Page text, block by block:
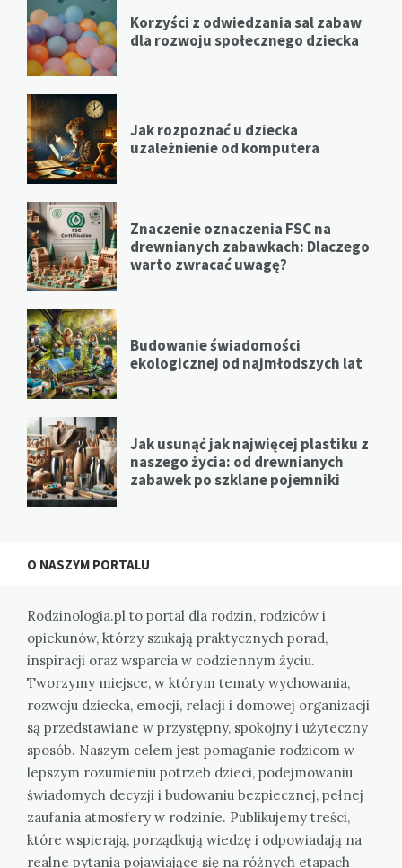
Korzyści z odwiedzania sal zabaw
dla rozwoju społecznego dziecka
Jak rozpoznać u dziecka
uzależnienie od komputera
Znaczenie oznaczenia FSC na
drewnianych zabawkach: Dlaczego
warto zwracać uwagę?
Budowanie świadomości
ekologicznej od najmłodszych lat
Jak usunąć jak najwięcej plastiku z
naszego życia: od drewnianych
zabawek po szklane pojemniki
O NASZYM PORTALU
Rodzinologia.pl to portal dla rodzin, rodziców i
opiekunów, którzy szukają praktycznych porad,
inspiracji oraz wsparcia w codziennym życiu.
Tworzymy miejsce, w którym tematy wychowania,
rozwoju dziecka, emocji, relacji i domowej organizacji
są przedstawiane w przystępny, spokojny i użyteczny
sposób. Naszym celem jest pomaganie rodzicom w
lepszym rozumieniu potrzeb dzieci, podejmowaniu
świadomych decyzji i budowaniu bezpiecznej, pełnej
zaufania atmosfery w rodzinie. Publikujemy treści,
które wspierają, porządkują wiedzę i odpowiadają na
realne pytania pojawiające się na różnych etapach